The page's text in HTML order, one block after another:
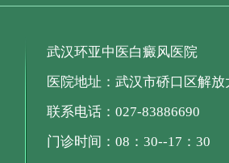
武汉环亚中医白癜风医院
医院地址：武汉市硚口区解放
联系电话：027-83886690
门诊时间：08：30--17：30